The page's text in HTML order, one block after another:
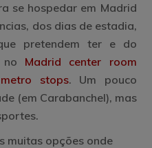
se hospedar em Madrid
dos dias de estadia,
pretendem ter e do
no Madrid center room
stops. Um pouco
(em Carabanchel), mas
muitas opções onde